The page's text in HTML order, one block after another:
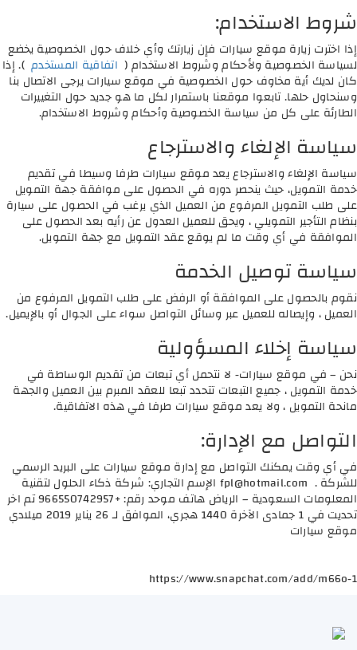
شروط الاستخدام:
إذا اخترت زيارة موقع سيارات فإن زيارتك وأي خلاف حول الخصوصية يخضع
لسياسة الخصوصية ولأحكام وشروط الاستخدام (اتفاقية المستخدم). إذا
كان لديك أية مخاوف حول الخصوصية في موقع سيارات يرجى الاتصال بنا
وسنحاول حلها. تابعوا موقعنا باستمرار لكل ما هو جديد حول التغييرات
الطارئة على كل من سياسة الخصوصية وأحكام وشروط الاستخدام.
سياسة الإلغاء والاسترجاع
سياسة الإلغاء والاسترجاع يعد موقع سيارات طرفا وسيطا في تقديم
خدمة التمويل، حيث ينحصر دوره في الحصول على موافقة جهة التمويل
على طلب التمويل المرفوع من العميل الذي يرغب في الحصول على سيارة
بنظام التأجير التمويلي ، ويحق للعميل العدول عن رأيه بعد الحصول على
الموافقة في أي وقت ما لم يوقع عقد التمويل مع جهة التمويل.
سياسة توصيل الخدمة
نقوم بالحصول على الموافقة أو الرفض على طلب التمويل المرفوع من
العميل ، وإيصاله للعميل عبر وسائل التواصل سواء على الجوال أو بالإيميل.
سياسة إخلاء المسؤولية
نحن – في موقع سيارات- لا نتحمل أي تبعات من تقديم الوساطة في
خدمة التمويل ، جميع التبعات تتحدد تبعا للعقد المبرم بين العميل والجهة
مانحة التمويل ، ولا يعد موقع سيارات طرفا في هذه الاتفاقية.
التواصل مع الإدارة:
في أي وقت يمكنك التواصل مع إدارة موقع سيارات على البريد الرسمي
للشركة . fpl@hotmail.com الإسم التجاري: شركة ذكاء الحلول لتقنية
المعلومات السعودية – الرياض هاتف موحد رقم: +966550742957 تم اخر
تحديت في 1 جمادى الآخرة 1440 هجري، الموافق لـ 26 يناير 2019 ميلادي
موقع سيارات
https://www.snapchat.com/add/m66o-1